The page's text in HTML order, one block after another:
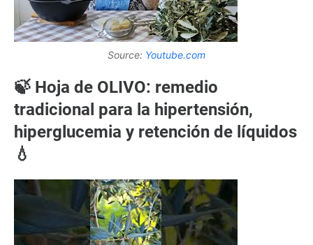
Source: Youtube.com
🍃 Hoja de OLIVO: remedio
tradicional para la hipertensión,
hiperglucemia y retención de líquidos
💧